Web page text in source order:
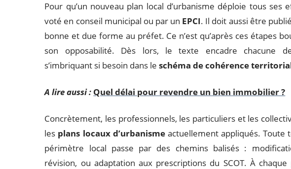
Pour qu’un nouveau plan local d’urbanisme déploie tous ses
voté en conseil municipal ou par un EPCI. Il doit aussi être
bonne et due forme au préfet. Ce n’est qu’après ces étapes
son opposabilité. Dès lors, le texte encadre chacune
s’imbriquant si besoin dans leschéma de cohérence
A lire aussi : Quel délai pour revendre un bien immobilier ?
Concrètement, les professionnels, les particuliers et les
les plans locaux d’urbanismeactuellement appliqués. Toute
périmètre local passe par des chemins balisés :
révision, ou adaptation aux prescriptions du SCOT. À